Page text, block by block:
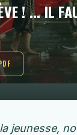
! ... IL
jeunesse,